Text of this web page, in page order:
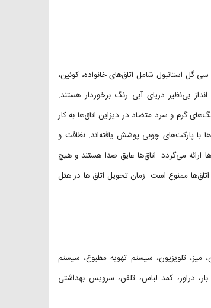
گل استانبول شامل اتاق‌های خانواده، کوئین،
بی‌نظیر دریای آبی رنگ برخوردار هستند.
گرم و سرد متضاد در دیزاین اتاق‌ها به کار
پارکت‌های چوبی پوشش یافته‌اند. نظافت و
ارائه می‌گردد. اتاق‌ها عایق صدا هستند و هیچ
ممنوع است. زمان تحویل اتاق ها در هتل
میز، تلویزیون، سیستم تهویه مطبوع، سیستم
دراور، کمد لباس، تلفن، سرویس بهداشتی